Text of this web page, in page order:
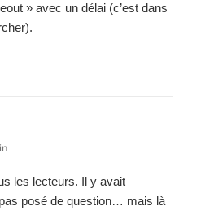
» avec un délai (c’est dans
les lecteurs. Il y avait
posé de question… mais là